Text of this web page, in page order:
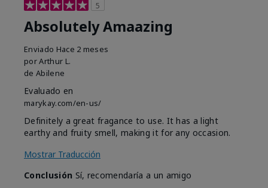
5
Absolutely Amaazing
Enviado Hace 2 meses
porArthur L.
de Abilene
Evaluado en
marykay.com/en-us/
Definitely a great fragance to use. It has a light
earthy and fruity smell, making it for any occasion.
Mostrar Traducción
Conclusión Sí, recomendaría a un amigo